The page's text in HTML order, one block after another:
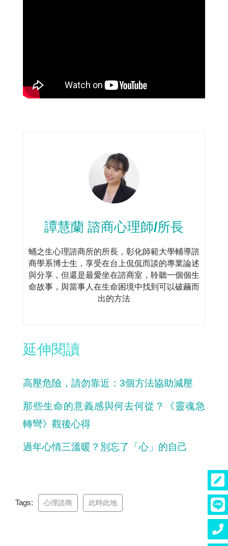
譚慧蘭 諮商心理師/所長
蛹之生心理諮商所的所長，彰化師範大學輔導諮
商學系博士生，享受在台上侃侃而談的專業論述
與分享，但還是最愛坐在諮商室，聆聽一個個生
命故事，與當事人在生命困境中找到可以破繭而
出的方法
延伸閱讀
高壓危險，請勿靠近：3個方法協助減壓
那些生命的意義感與何去何從？《靈魂急
轉彎》觀後心得
過年心情三溫暖？別忘了「心」的自己
Tags: 心理諮商 此時此地